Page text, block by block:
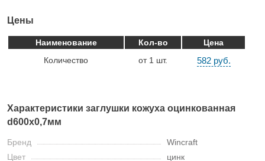
Цены
Наименование Кол-во
Цена
Количество
от 1 шт. 582 руб.
Характеристики заглушки кожуха оцинкованная
d600х0,7мм
Бренд
Wincraft
Цвет
цинк